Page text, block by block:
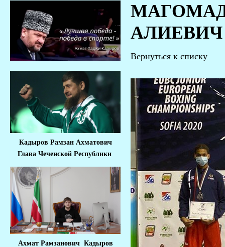
Кадыров Рамзан Ахматович
Глава Чеченской Республики
Ахмат Рамзанович Кадыров
АЛИЕВИЧ
Вернуться к списку